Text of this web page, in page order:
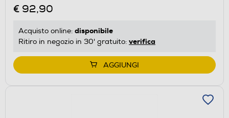
€ 92,90
Acquisto online: disponibile
Ritiro in negozio in 30' gratuito: verifica
AGGIUNGI